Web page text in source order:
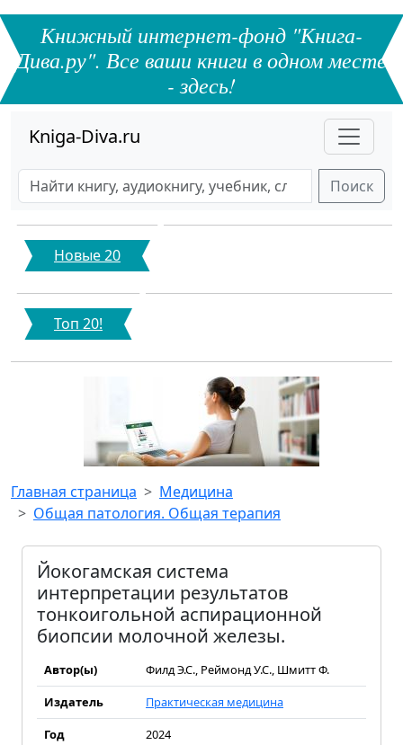
Книжный интернет-фонд "Книга-
Дива.ру". Все ваши книги в одном месте
- здесь!
Kniga-Diva.ru
Поиск
Новые 20
Топ 20!
Главная страница
Медицина
Общая патология. Общая терапия
Йокогамская система
интерпретации результатов
тонкоигольной аспирационной
биопсии молочной железы.
Автор(ы)
Филд Э.С., Реймонд У.С., Шмитт Ф.
Издатель
Практическая медицина
Год
2024